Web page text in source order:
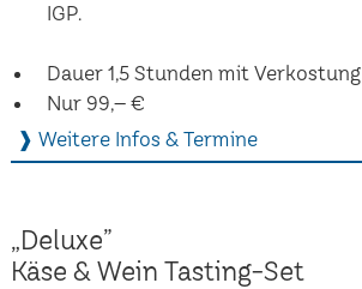
IGP.
Dauer 1,5 Stunden mit Verkostung
Nur 99,– €
❱ Weitere Infos & Termine
„Deluxe”
Käse & Wein Tasting-Set